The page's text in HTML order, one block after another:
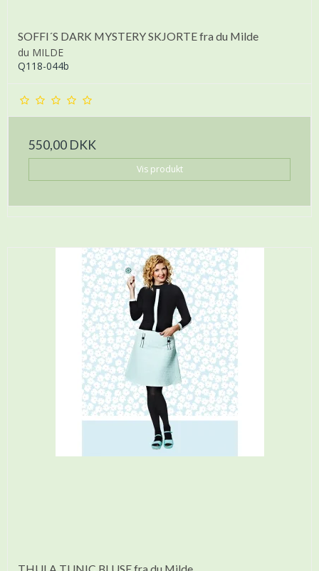
SOFFI´S DARK MYSTERY SKJORTE fra du Milde
du MILDE
Q118-044b
550,00 DKK
Vis produkt